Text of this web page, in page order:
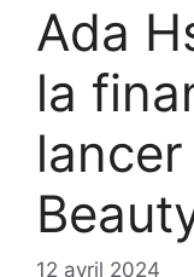
Ada
la
12 avril 2024